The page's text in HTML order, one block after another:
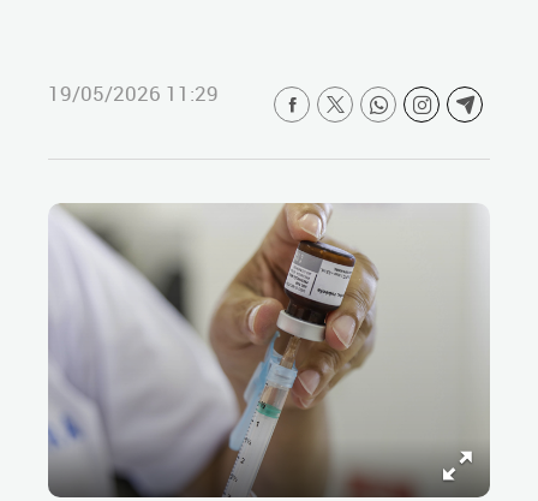
19/05/2026 11:29